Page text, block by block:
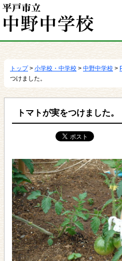
動
トップ> 小学校・中学校 > 中野中学校 >
つけました。
トマトが実をつけました。